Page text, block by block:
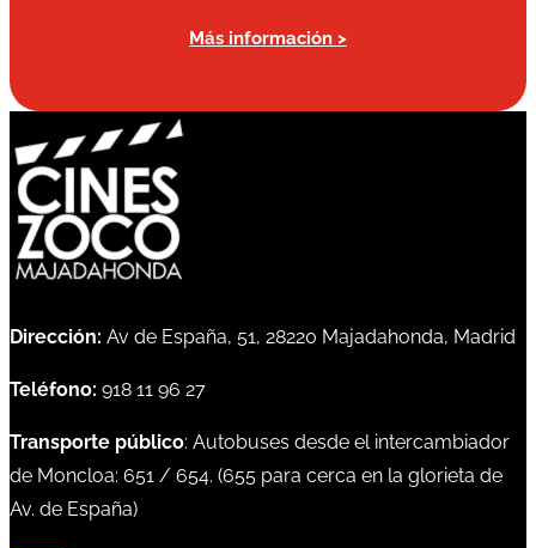
Más información >
Dirección: Av de España, 51, 28220 Majadahonda, Madrid
Teléfono: 918 11 96 27
Transporte público: Autobuses desde el intercambiador
de Moncloa: 651 / 654. (655 para cerca en la glorieta de
Av. de España)